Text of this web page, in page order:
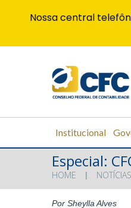
Institucional
Especial:
HOME NOTÍCIAS
Por Sheylla Alves
Nossa central